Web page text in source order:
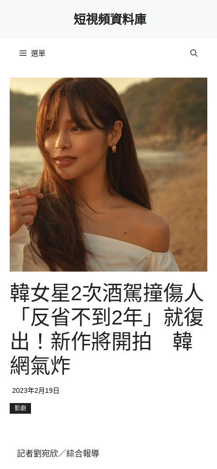
短視頻資料庫
選單
韓女星2次酒駕撞傷人
「反省不到2年」就復
出！新作將開拍 韓
網氣炸
2023年2月19日
影劇
記者劉宛欣／綜合報導